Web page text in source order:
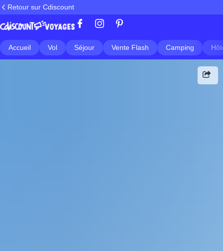
Retour sur Cdiscount
Accueil Vol Séjour Vente Flash Camping